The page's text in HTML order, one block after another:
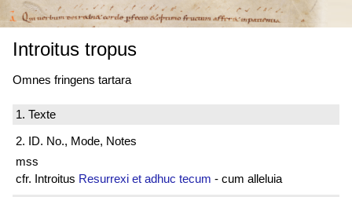
Introitus tropus
Omnes fringens tartara
1. Texte
2. ID. No., Mode, Notes
mss
cfr. Introitus Resurrexi et adhuc tecum - cum alleluia